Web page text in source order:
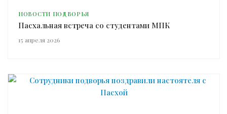
НОВОСТИ ПОДВОРЬЯ
Пасхальная встреча со студентами МПК
15 апреля 2026